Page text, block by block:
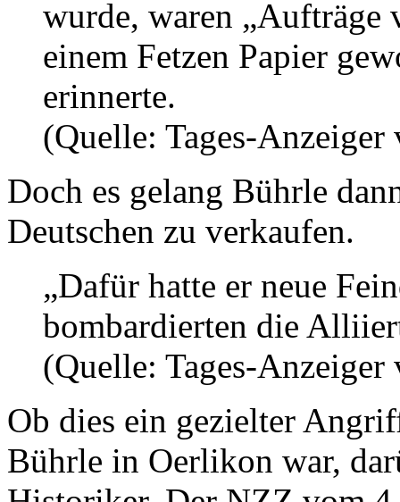
wurde, waren
einem Fetzen Papier
erinnerte.
(Quelle: Tages-
Doch es gelang Bührle
Deutschen zu verkaufen.
„Dafür hatte er neue
bombardierten die
(Quelle: Tages-
Ob dies ein gezielter
Bührle in Oerlikon war,